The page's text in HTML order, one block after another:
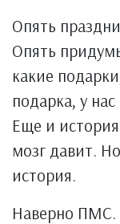
Опять
Опять
какие
подарка, у
Еще и
мозг давит.
история.
Наверно ПМС.